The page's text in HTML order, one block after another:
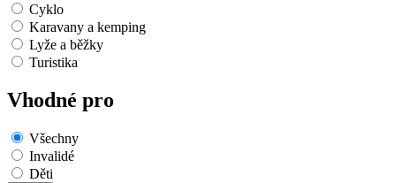
Cyklo
Karavany a kemping
Lyže a běžky
Turistika
Vhodné pro
Všechny
Invalidé
Děti